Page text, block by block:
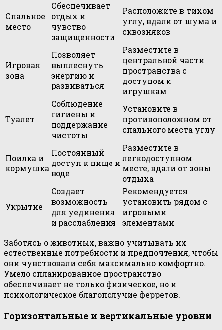
Спальное
место
Обеспечивает
отдых и
чувство
защищенности
Расположите в тихом
углу, вдали от шума и
сквозняков
Игровая
зона
Позволяет
выплеснуть
энергию и
развиваться
Разместите в
центральной части
пространства с
доступом к
игрушкам
Туалет
Соблюдение
гигиены и
поддержание
чистоты
Установите в
противоположном от
спального места углу
Поилка и
кормушка
Постоянный
доступ к пище и
воде
Разместите в
легкодоступном
месте, вдали от зоны
отдыха
Укрытие
Создает
возможность
для уединения
и расслабления
Рекомендуется
установить рядом с
игровыми
элементами
Заботясь о животных, важно учитывать их
естественные потребности и предпочтения, чтобы
они чувствовали себя максимально комфортно.
Умело спланированное пространство
обеспечивает не только физическое, но и
психологическое благополучие ферретов.
Горизонтальные и вертикальные уровни